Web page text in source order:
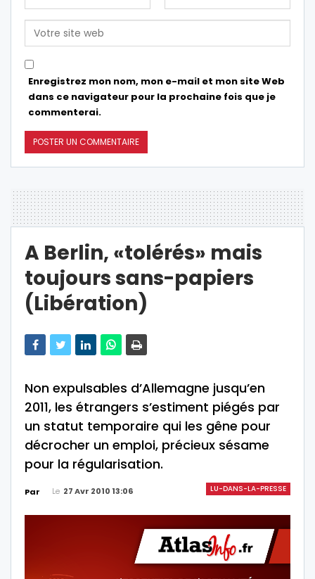
Enregistrez mon nom, mon e-mail et mon site Web
dans ce navigateur pour la prochaine fois que je
commenterai.
A Berlin, «tolérés» mais
toujours sans-papiers
(Libération)
Non expulsables d’Allemagne jusqu’en
2011, les étrangers s’estiment piégés par
un statut temporaire qui les gêne pour
décrocher un emploi, précieux sésame
pour la régularisation.
LU-DANS-LA-PRESSE
Par Le 27 Avr 2010 13:06